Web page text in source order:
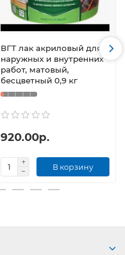
ВГТ лак акриловый для
наружных и внутренних
работ, матовый,
бесцветный 0,9 кг
920.00р.
В корзину